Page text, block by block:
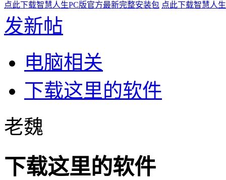
点此下载智慧人生PC版官方最新完整安装包 点此下载智慧人
发新帖
电脑相关
下载这里的软件
老魏
下载这里的软件